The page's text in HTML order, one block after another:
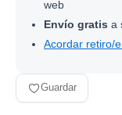
web
Envío gratis a
Acordar retiro/
Guardar